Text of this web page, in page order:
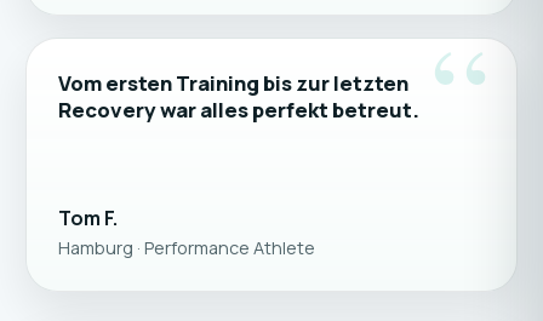
“
Vom ersten Training bis zur letzten
Recovery war alles perfekt betreut.
Tom F.
Hamburg · Performance Athlete